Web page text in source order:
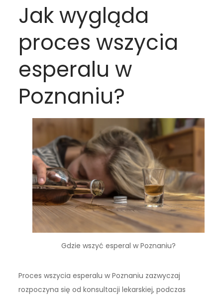
Jak wygląda
proces wszycia
esperalu w
Poznaniu?
Gdzie wszyć esperal w Poznaniu?
Proces wszycia esperalu w Poznaniu zazwyczaj
rozpoczyna się od konsultacji lekarskiej, podczas